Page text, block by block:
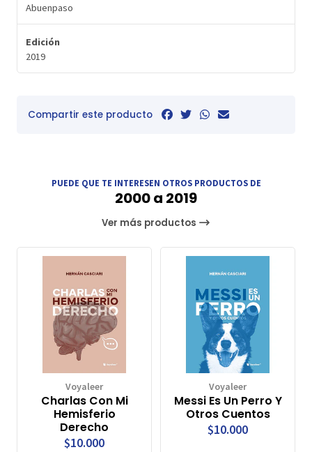
Abuenpaso
Edición
2019
Compartir este producto
PUEDE QUE TE INTERESEN OTROS PRODUCTOS DE
2000 a 2019
Ver más productos
Voyaleer
Charlas Con Mi
Hemisferio
Derecho
$10.000
Voyaleer
Messi Es Un Perro Y
Otros Cuentos
$10.000